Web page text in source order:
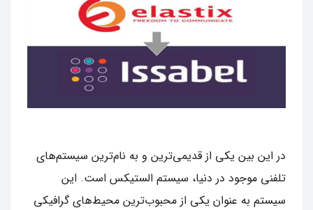
در این بین یکی از قدیمی‌ترین و به نام‌ترین سیستم‌های
تلفنی موجود در دنیا، سیستم الستیکس است. این
سیستم به عنوان یکی از محبوب‌ترین محیط‌های گرافیکی